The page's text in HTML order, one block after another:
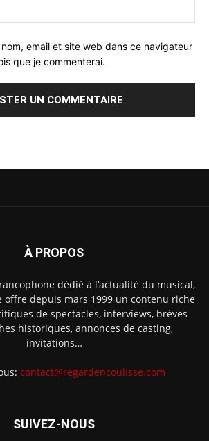
email et site web dans ce navigateur
que je commenterai.
À PROPOS
dédié à l’actualité du musical,
offre depuis mars 1999 un contenu riche
de spectacles, interviews, brèves
historiques, annonces de casting,
invitations…
contact@regardencoulisse.com
SUIVEZ-NOUS